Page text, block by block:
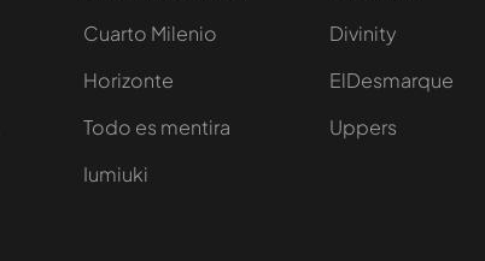
Cuarto Milenio
Horizonte
Todo es mentira
Iumiuki
Divinity
ElDesmarque
Uppers